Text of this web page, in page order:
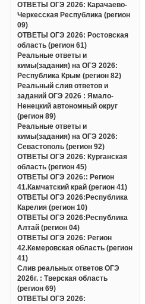
ОТВЕТЫ ОГЭ 2026: Карачаево-
Черкесская Республика (регион
09)
ОТВЕТЫ ОГЭ 2026: Ростовская
область (регион 61)
Реальные ответы и
кимы(задания) на ОГЭ 2026:
Республика Крым (регион 82)
Реальный слив ответов и
заданий ОГЭ 2026 : Ямало-
Ненецкий автономный округ
(регион 89)
Реальные ответы и
кимы(задания) на ОГЭ 2026:
Севастополь (регион 92)
ОТВЕТЫ ОГЭ 2026: Курганская
область (регион 45)
ОТВЕТЫ ОГЭ 2026:: Регион
41.Камчатский край (регион 41)
ОТВЕТЫ ОГЭ 2026:Республика
Карелия (регион 10)
ОТВЕТЫ ОГЭ 2026:Республика
Алтай (регион 04)
ОТВЕТЫ ОГЭ 2026: Регион
42.Кемеровская область (регион
41)
Слив реальных ответов ОГЭ
2026г. : Тверская область
(регион 69)
ОТВЕТЫ ОГЭ 2026: